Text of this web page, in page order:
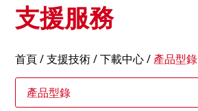
支援服務
首頁/支援技術/ 下載中心 /產品型錄